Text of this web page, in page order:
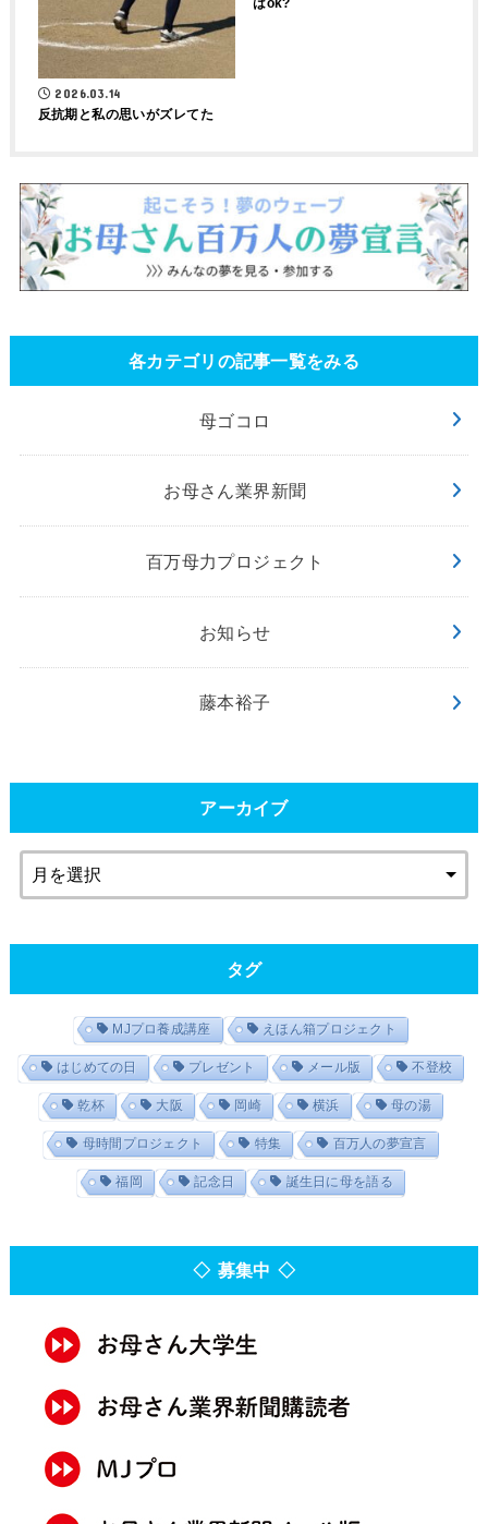
2026.03.14
反抗期と私の思いがズレてた
各カテゴリの記事一覧をみる
母ゴコロ
お母さん業界新聞
百万母力プロジェクト
お知らせ
藤本裕子
アーカイブ
タグ
MJプロ養成講座 えほん箱プロジェクト
はじめての日 プレゼント メール版 不登校
乾杯 大阪 岡崎 横浜 母の湯
母時間プロジェクト 特集 百万人の夢宣言
福岡 記念日 誕生日に母を語る
◇ 募集中 ◇